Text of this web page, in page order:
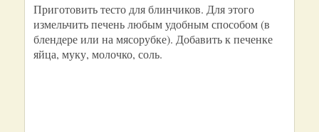
Приготовить тесто для блинчиков. Для этого
измельчить печень любым удобным способом (в
блендере или на мясорубке). Добавить к печенке
яйца, муку, молочко, соль.